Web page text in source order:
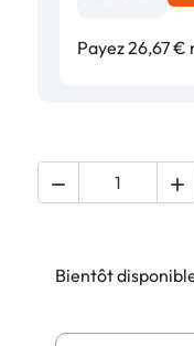
Payez 26,67
 
Bientôt